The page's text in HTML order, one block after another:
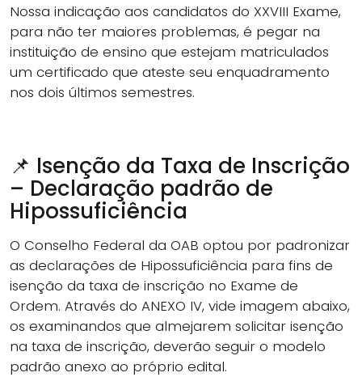
Nossa indicação aos candidatos do XXVIII Exame,
para não ter maiores problemas, é pegar na
instituição de ensino que estejam matriculados
um certificado que ateste seu enquadramento
nos dois últimos semestres.
📌 Isenção da Taxa de Inscrição
– Declaração padrão de
Hipossuficiência
O Conselho Federal da OAB optou por padronizar
as declarações de Hipossuficiência para fins de
isenção da taxa de inscrição no Exame de
Ordem. Através do ANEXO IV, vide imagem abaixo,
os examinandos que almejarem solicitar isenção
na taxa de inscrição, deverão seguir o modelo
padrão anexo ao próprio edital.